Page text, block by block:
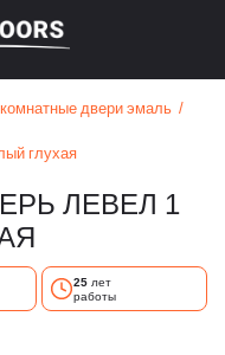
двери эмаль
глухая
ЛЕВЕЛ 1
25лет
работы